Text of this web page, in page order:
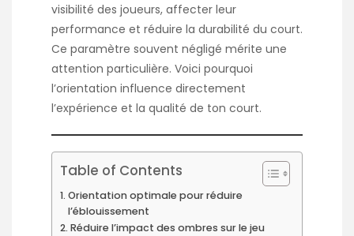
visibilité des joueurs, affecter leur
performance et réduire la durabilité du court.
Ce paramètre souvent négligé mérite une
attention particulière. Voici pourquoi
l’orientation influence directement
l’expérience et la qualité de ton court.
Table of Contents
Orientation optimale pour réduire
l’éblouissement
Réduire l’impact des ombres sur le jeu